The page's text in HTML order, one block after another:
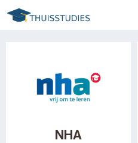
Spring
naar
NHA